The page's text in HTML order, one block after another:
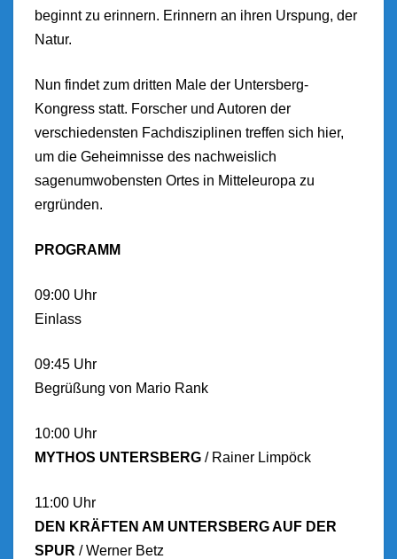
beginnt zu erinnern. Erinnern an ihren Urspung, der
Natur.
Nun findet zum dritten Male der Untersberg-
Kongress ​statt. Forscher und Autoren der
verschiedensten Fachdisziplinen treffen sich hier,
um die Geheimnisse des nachweislich
sagenumwobensten Ortes in Mitteleuropa zu
ergründen.
​PROGRAMM
​09:00 Uhr
Einlass
​09:45 Uhr
Begrüßung von Mario Rank
​10:00 Uhr
​MYTHOS UNTERSBERG​ ​ / ​Rainer Limpöck
11:00 Uhr
D​​EN KRÄFTEN AM UNTERSBERG AUF DER
SPUR / ​​Werner Betz